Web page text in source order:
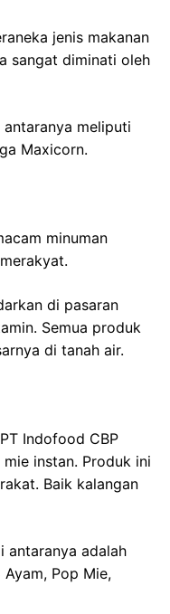
jenis makanan
sangat diminati oleh
meliputi
Maxicorn.
minuman
di pasaran
Semua produk
di tanah air.
Indofood CBP
instan. Produk ini
Baik kalangan
antaranya adalah
Pop Mie,